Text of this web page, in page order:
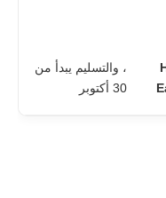
، والتسليم يبدأ من
30 أكتوبر